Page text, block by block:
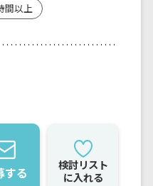
間以上
する
検討リスト
に入れる